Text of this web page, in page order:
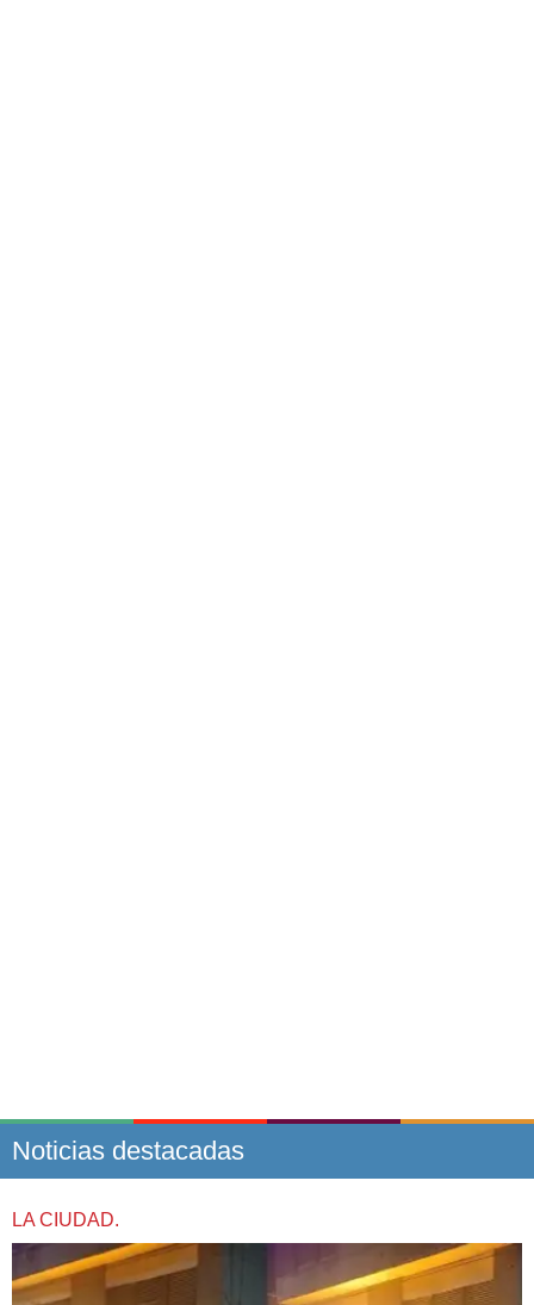
Noticias destacadas
LA CIUDAD.